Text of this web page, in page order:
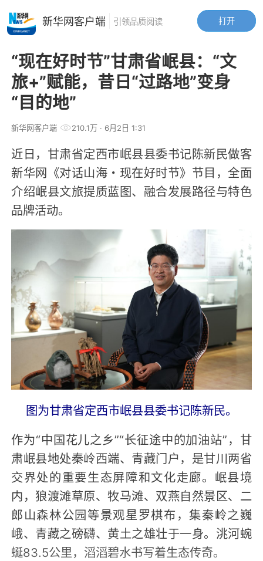
“现在好时节”甘肃省岷县：“文
旅+”赋能，昔日“过路地”变身
“目的地”
新华网客户端 210.1万 · 6月2日 1:31
近日，甘肃省定西市岷县县委书记陈新民做客
新华网《对话山海・现在好时节》节目，全面
介绍岷县文旅提质蓝图、融合发展路径与特色
品牌活动。
图为甘肃省定西市岷县县委书记陈新民。
作为“中国花儿之乡”“长征途中的加油站”，甘
肃岷县地处秦岭西端、青藏门户，是甘川两省
交界处的重要生态屏障和文化走廊。岷县境
内，狼渡滩草原、牧马滩、双燕自然景区、二
郎山森林公园等景观星罗棋布，集秦岭之巍
峨、青藏之磅礴、黄土之雄壮于一身。洮河蜿
蜒83.5公里，滔滔碧水书写着生态传奇。
打开
新华网客户端 引领品质阅读